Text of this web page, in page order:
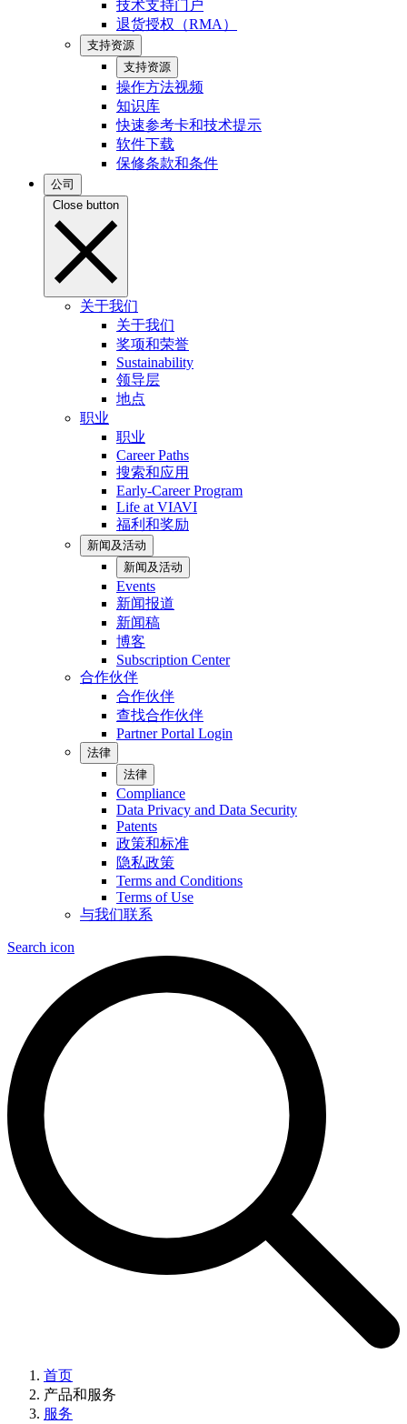
技术支持门户
退货授权（RMA）
支持资源
支持资源
操作方法视频
知识库
快速参考卡和技术提示
软件下载
保修条款和条件
公司
Close button
关于我们
关于我们
奖项和荣誉
Sustainability
领导层
地点
职业
职业
Career Paths
搜索和应用
Early-Career Program
Life at VIAVI
福利和奖励
新闻及活动
新闻及活动
Events
新闻报道
新闻稿
博客
Subscription Center
合作伙伴
合作伙伴
查找合作伙伴
Partner Portal Login
法律
法律
Compliance
Data Privacy and Data Security
Patents
政策和标准
隐私政策
Terms and Conditions
Terms of Use
与我们联系
Search icon
首页
产品和服务
服务